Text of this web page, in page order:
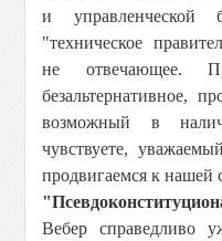
и управленческой
"техническое
не отвечающее.
безальтернативное,
возможный в
чувствуете,
продвигаемся к нашей
Вебер справедливо